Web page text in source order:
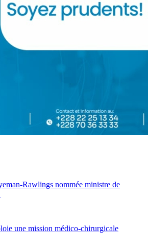
Rawlings nommée ministre de
une mission médico-chirurgicale